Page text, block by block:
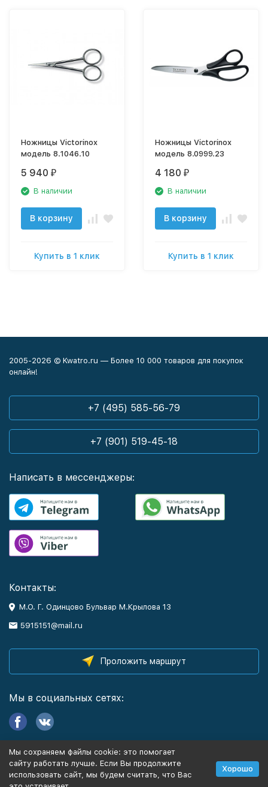
Ножницы Victorinox
модель 8.1046.10
5 940 ₽
В наличии
В корзину
Купить в 1 клик
Ножницы Victorinox
модель 8.0999.23
4 180 ₽
В наличии
В корзину
Купить в 1 клик
2005-2026 © Kwatro.ru — Более 10 000 товаров для покупок
онлайн!
+7 (495) 585-56-79
+7 (901) 519-45-18
Написать в мессенджеры:
Контакты:
М.О. Г. Одинцово Бульвар М.Крылова 13
5915151@mail.ru
Проложить маршрут
Мы в социальных сетях:
Информация
Мы сохраняем файлы cookie: это помогает
сайту работать лучше. Если Вы продолжите
использовать сайт, мы будем считать, что Вас
Хорошо